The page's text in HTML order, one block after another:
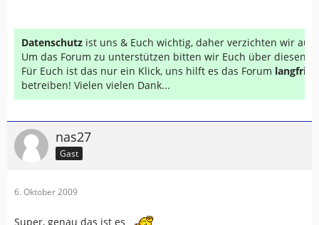
Datenschutz ist uns & Euch wichtig, daher verzichten wir auf
Um das Forum zu unterstützen bitten wir Euch über diesen
Für Euch ist das nur ein Klick, uns hilft es das Forum
betreiben! Vielen vielen Dank...
nas27
Gast
6. Oktober 2009
Super, genau das ist es